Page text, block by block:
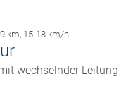
km, 15-18 km/h
wechselnder